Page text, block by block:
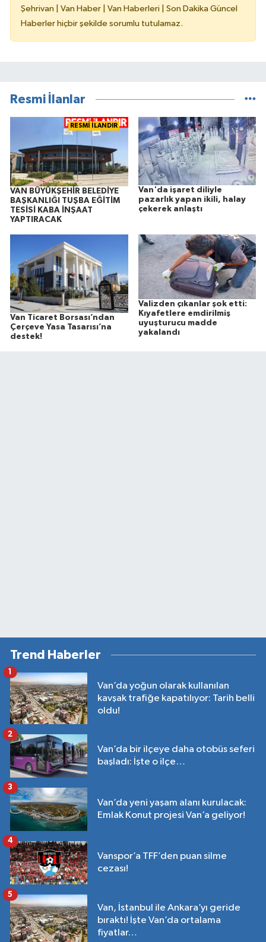
Şehrivan | Van Haber | Van Haberleri | Son Dakika Güncel
Haberler hiçbir şekilde sorumlu tutulamaz.
Resmi İlanlar
RESMİ İLANDIR
VAN BÜYÜKŞEHİR BELEDİYE
BAŞKANLIĞI TUŞBA EĞİTİM
TESİSİ KABA İNŞAAT
YAPTIRACAK
Van'da işaret diliyle
pazarlık yapan ikili, halay
çekerek anlaştı
Van Ticaret Borsası’ndan
Çerçeve Yasa Tasarısı’na
destek!
Valizden çıkanlar şok etti:
Kıyafetlere emdirilmiş
uyuşturucu madde
yakalandı
Trend Haberler
Van’da yoğun olarak kullanılan
kavşak trafiğe kapatılıyor: Tarih belli
oldu!
1
Van’da bir ilçeye daha otobüs seferi
başladı: İşte o ilçe…
2
Van’da yeni yaşam alanı kurulacak:
Emlak Konut projesi Van’a geliyor!
3
Vanspor’a TFF’den puan silme
cezası!
4
Van, İstanbul ile Ankara’yı geride
bıraktı! İşte Van’da ortalama
fiyatlar…
5